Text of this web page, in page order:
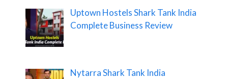
Uptown Hostels Shark Tank India
Complete Business Review
Nytarra Shark Tank India